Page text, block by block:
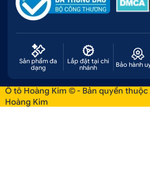
Sản phẩm đa
dạng
Lắp đặt tại chi
nhánh
Bảo hành
Ô tô Hoàng Kim © - Bản quyền
Hoàng Kim